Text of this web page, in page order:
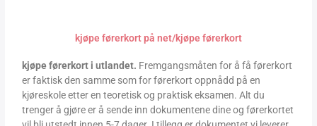
kjøpe førerkort på net/kjøpe førerkort
kjøpe førerkort i utlandet. Fremgangsmåten for å få førerkort
er faktisk den samme som for førerkort oppnådd på en
kjøreskole etter en teoretisk og praktisk eksamen. Alt du
trenger å gjøre er å sende inn dokumentene dine og førerkortet